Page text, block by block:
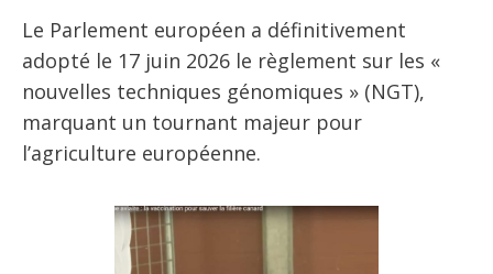
Le Parlement européen a définitivement
adopté le 17 juin 2026 le règlement sur les «
nouvelles techniques génomiques » (NGT),
marquant un tournant majeur pour
l’agriculture européenne.